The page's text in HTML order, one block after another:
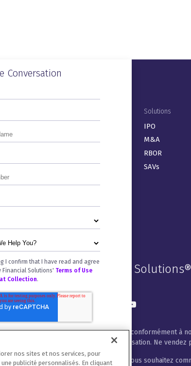
Conversation
I confirm that I have read and agree
Financial Solutions' Terms of Use
Collection.
ArcPro
Venue®
Solutions
IPO
M&A
RBOR
SAVs
Donnelley Financial Solutions®
Restez connecté
LinkedIn InstagramYoutube
Nous traiterons vos coordonnées conformément à
et aux conditions d'utilisation. Ne
Veuillez nous indiquer comment vous souhaitez
nos sites et nos services, pour
publicité personnalisés. En cliquant